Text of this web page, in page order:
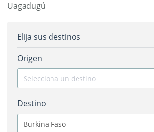
Uagadugú
Elija sus destinos
Origen
Selecciona un destino
Destino
Burkina Faso